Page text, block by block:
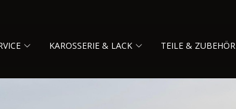
KAROSSERIE & LACK TEILE & ZUBEHÖR